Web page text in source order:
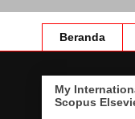
Beranda
My
Scopus